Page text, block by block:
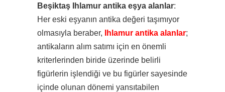
Beşiktaş Ihlamur antika eşya alanlar:
Her eski eşyanın antika değeri taşımıyor
olmasıyla beraber,
Ihlamur antika alanlar;
antikaların alım satımı için en önemli
kriterlerinden biride üzerinde belirli
figürlerin işlendiği ve bu figürler sayesinde
içinde olunan dönemi yansıtabilen